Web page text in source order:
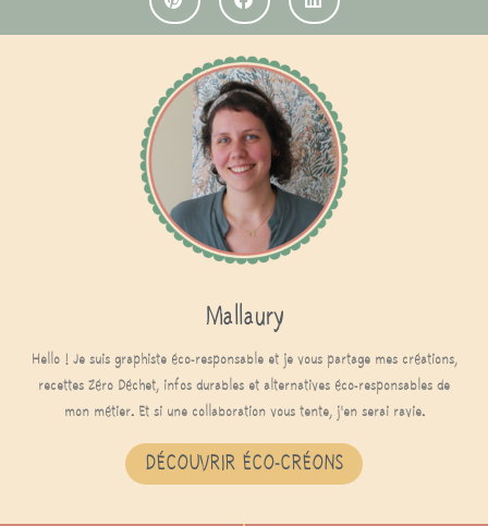
Mallaury
Hello ! Je suis graphiste éco-responsable et je vous partage mes créations,
recettes Zéro Déchet, infos durables et alternatives éco-responsables de
mon métier. Et si une collaboration vous tente, j'en serai ravie.
DÉCOUVRIR ÉCO-CRÉONS